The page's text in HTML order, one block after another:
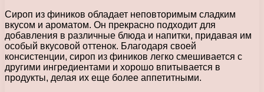
Сироп из фиников обладает неповторимым сладким
вкусом и ароматом. Он прекрасно подходит для
добавления в различные блюда и напитки, придавая им
особый вкусовой оттенок. Благодаря своей
консистенции, сироп из фиников легко смешивается с
другими ингредиентами и хорошо впитывается в
продукты, делая их еще более аппетитными.